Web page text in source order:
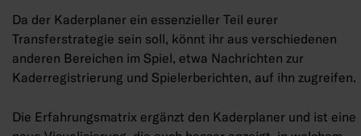
Da der Kaderplaner ein essenzieller Teil eurer
Transferstrategie sein soll, könnt ihr aus verschiedenen
anderen Bereichen im Spiel, etwa Nachrichten zur
Kaderregistrierung und Spielerberichten, auf ihn zugreifen.
Die Erfahrungsmatrix ergänzt den Kaderplaner und ist eine